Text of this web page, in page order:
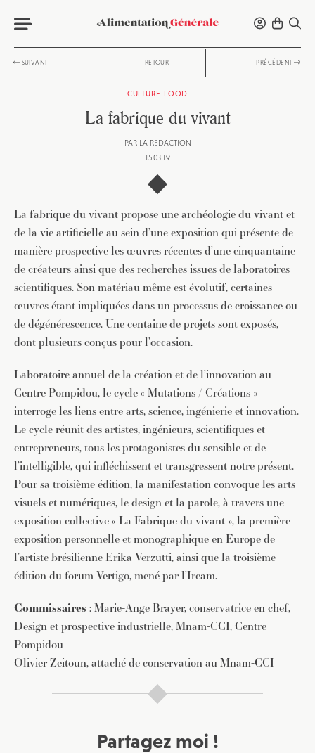
SUIVANT RETOUR PRÉCÉDENT
CULTURE FOOD
La fabrique du vivant
PAR LA RÉDACTION
15.03.19
La fabrique du vivant propose une archéologie du vivant et
de la vie artificielle au sein d’une exposition qui présente de
manière prospective les œuvres récentes d’une cinquantaine
de créateurs ainsi que des recherches issues de laboratoires
scientifiques. Son matériau même est évolutif, certaines
œuvres étant impliquées dans un processus de croissance ou
de dégénérescence. Une centaine de projets sont exposés,
dont plusieurs conçus pour l’occasion.
Laboratoire annuel de la création et de l’innovation au
Centre Pompidou, le cycle « Mutations / Créations »
interroge les liens entre arts, science, ingénierie et innovation.
Le cycle réunit des artistes, ingénieurs, scientifiques et
entrepreneurs, tous les protagonistes du sensible et de
l’intelligible, qui infléchissent et transgressent notre présent.
Pour sa troisième édition, la manifestation convoque les arts
visuels et numériques, le design et la parole, à travers une
exposition collective « La Fabrique du vivant », la première
exposition personnelle et monographique en Europe de
l’artiste brésilienne Erika Verzutti, ainsi que la troisième
édition du forum Vertigo, mené par l’Ircam.
Commissaires : Marie-Ange Brayer, conservatrice en chef,
Design et prospective industrielle, Mnam-CCI, Centre
Pompidou
Olivier Zeitoun, attaché de conservation au Mnam-CCI
Partagez moi !